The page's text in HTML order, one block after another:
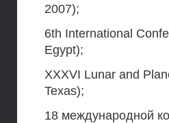
2007);
6th International
Egypt);
XXXVI Lunar and
Texas);
18 международной